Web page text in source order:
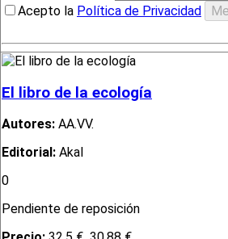
Acepto la Política de Privacidad
El libro de la ecología
Autores: AA.VV.
Editorial: Akal
0
Pendiente de reposición